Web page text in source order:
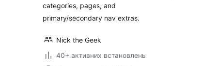
categories, pages, and
primary/secondary nav extras.
Nick the Geek
40+ активних встановлень